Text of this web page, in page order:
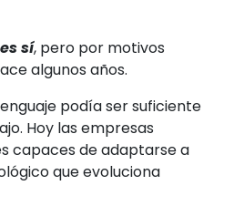
sí, pero por motivos
algunos años.
podía ser suficiente
Hoy las empresas
capaces de adaptarse a
que evoluciona